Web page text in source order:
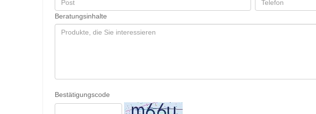
Beratungsinhalte
Bestätigungscode